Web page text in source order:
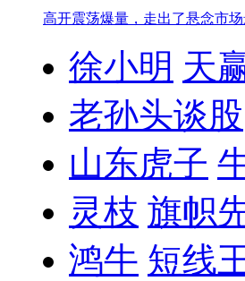
高开震荡爆量，走出了悬念市
徐小明 天
老孙头谈股
山东虎子
灵枝 旗帜
鸿牛 短线